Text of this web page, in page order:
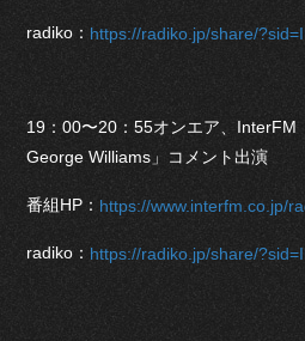
radiko： https://radiko.jp/share/
19：00〜20：55オンエア、InterFM
George Williams」コメント出演
番組HP： https://www.interfm.co.jp/
radiko： https://radiko.jp/share/